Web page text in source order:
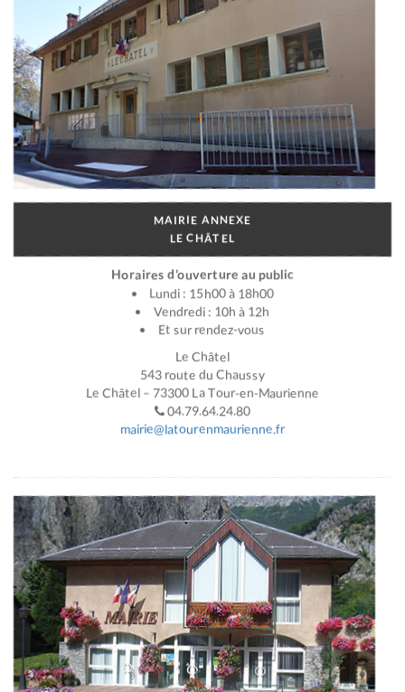
MAIRIE ANNEXE
LE CHÂTEL
Horaires d’ouverture au public
Lundi : 15h00 à 18h00
Vendredi : 10h à 12h
Et sur rendez-vous
Le Châtel
543 route du Chaussy
Le Châtel – 73300 La Tour-en-Maurienne
04.79.64.24.80
mairie@latourenmaurienne.fr